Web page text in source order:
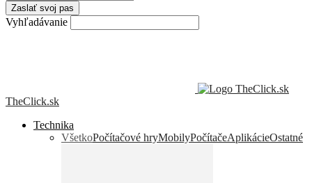
Vyhľadávanie
TheClick.sk
Technika
VšetkoPočítačové hryMobilyPočítačeAplikácieOstatné